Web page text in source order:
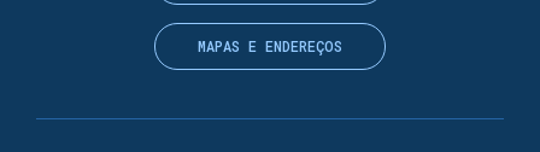
MAPAS E ENDEREÇOS